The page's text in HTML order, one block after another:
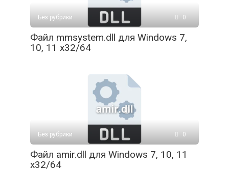
Без рубрики 0
Файл mmsystem.dll для Windows 7,
10, 11 x32/64
Без рубрики 0
Файл amir.dll для Windows 7, 10, 11
x32/64